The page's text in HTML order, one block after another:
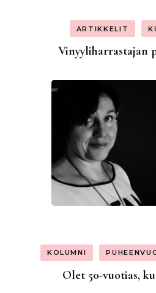
ARTIKKELIT
Vinyyliharrastajan
KOLUMNI
Olet 50-vuotias,